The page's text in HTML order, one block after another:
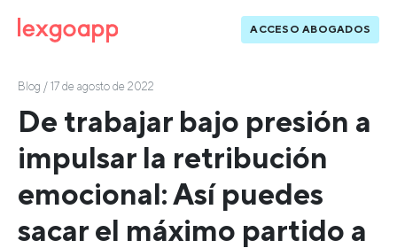
ACCESO ABOGADOS
Blog / 17 de agosto de 2022
De trabajar bajo presión a
impulsar la retribución
emocional: Así puedes
sacar el máximo partido a